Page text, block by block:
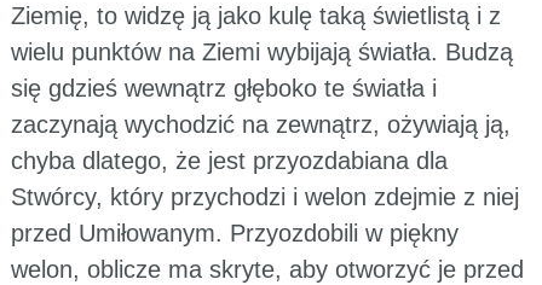
Ziemię, to widzę ją jako kulę taką świetlistą i z
wielu punktów na Ziemi wybijają światła. Budzą
się gdzieś wewnątrz głęboko te światła i
zaczynają wychodzić na zewnątrz, ożywiają ją,
chyba dlatego, że jest przyozdabiana dla
Stwórcy, który przychodzi i welon zdejmie z niej
przed Umiłowanym. Przyozdobili w piękny
welon, oblicze ma skryte, aby otworzyć je przed